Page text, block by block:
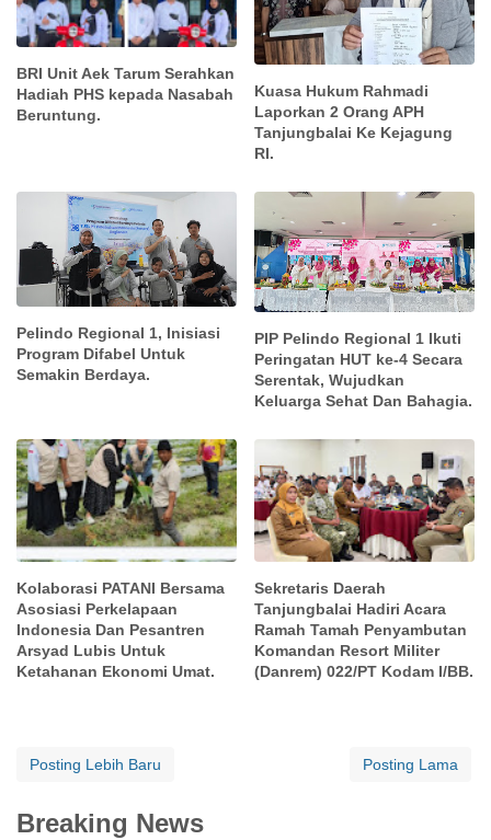
BRI Unit Aek Tarum Serahkan
Hadiah PHS kepada Nasabah
Beruntung.
Kuasa Hukum Rahmadi
Laporkan 2 Orang APH
Tanjungbalai Ke Kejagung
RI.
Pelindo Regional 1, Inisiasi
Program Difabel Untuk
Semakin Berdaya.
PIP Pelindo Regional 1 Ikuti
Peringatan HUT ke-4 Secara
Serentak, Wujudkan
Keluarga Sehat Dan Bahagia.
Kolaborasi PATANI Bersama
Asosiasi Perkelapaan
Indonesia Dan Pesantren
Arsyad Lubis Untuk
Ketahanan Ekonomi Umat.
Sekretaris Daerah
Tanjungbalai Hadiri Acara
Ramah Tamah Penyambutan
Komandan Resort Militer
(Danrem) 022/PT Kodam I/BB.
Posting Lebih Baru Posting Lama
Breaking News